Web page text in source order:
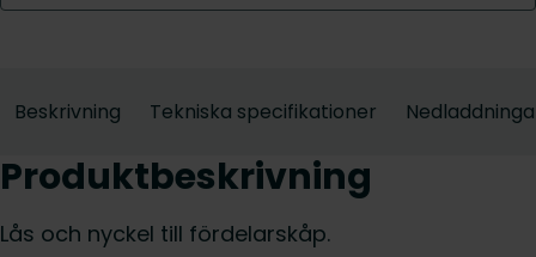
Beskrivning Tekniska specifikationer
Produktbeskrivning
Lås och nyckel till fördelarskåp.